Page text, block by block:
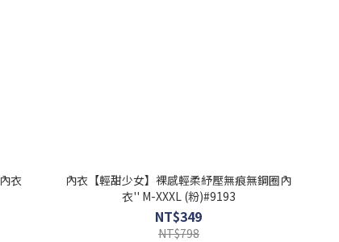
衣
內衣【輕甜少女】裸感輕柔紓壓無痕無鋼圈內
衣'' M-XXXL (粉)#9193
NT$349
NT$798